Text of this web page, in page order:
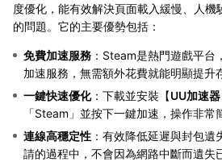
度優化，能有效解決頁面載入緩慢、人機
的問題。它的主要優勢包括：
免費加速服務 ：Steam是熱門遊戲平台
加速服務，無需額外花費就能明顯提升
一鍵快速優化：下載並安裝【UU加速器
「Steam」並按下一鍵加速，操作非常
連線高穩定性 ：有效降低延遲與封包
請的過程中，不會因為網路中斷而遺失